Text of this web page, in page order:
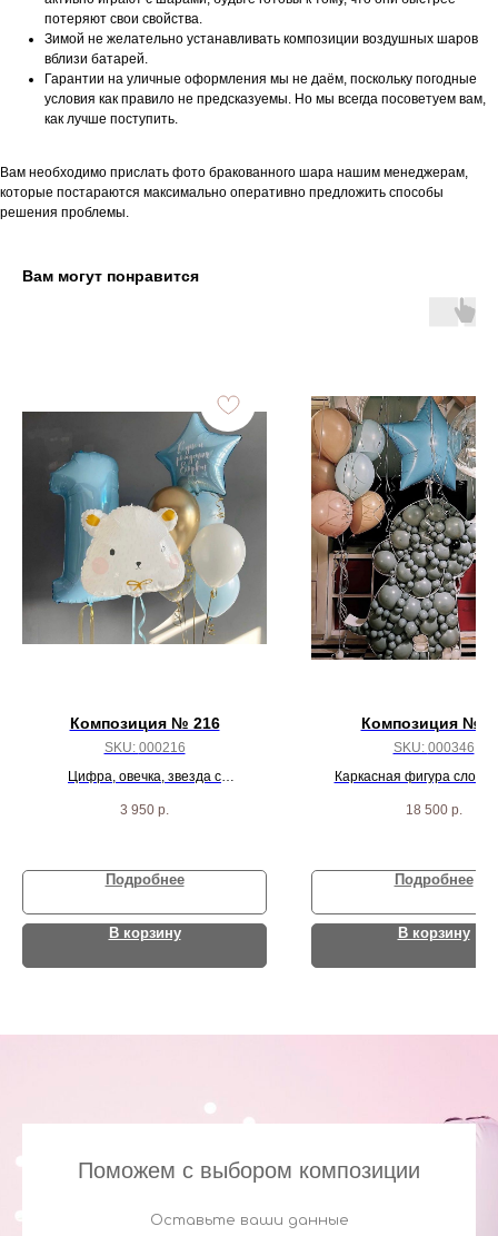
потеряют свои свойства.
Зимой не желательно устанавливать композиции воздушных шаров
вблизи батарей.
Гарантии на уличные оформления мы не даём, поскольку погодные
условия как правило не предсказуемы. Но мы всегда посоветуем вам,
как лучше поступить.
Вам необходимо прислать фото бракованного шара нашим менеджерам,
которые постараются максимально оперативно предложить способы
решения проблемы.
Вам могут понравится
Композиция № 216
SKU: 000216
Цифра, овечка, звезда с
шариков
3 950 р.
Подробнее
В корзину
Композиция
SKU: 000346
Каркасная фигура слон
шаров
18 500 р.
Подробнее
В корзину
Поможем с выбором композиции
Оставьте ваши данные